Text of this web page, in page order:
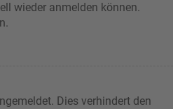
wieder anmelden können.
Dies verhindert den